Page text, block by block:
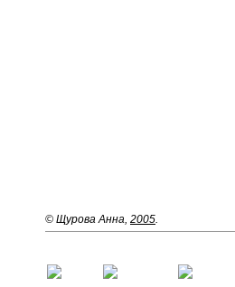
© Щурова Анна, 2005.